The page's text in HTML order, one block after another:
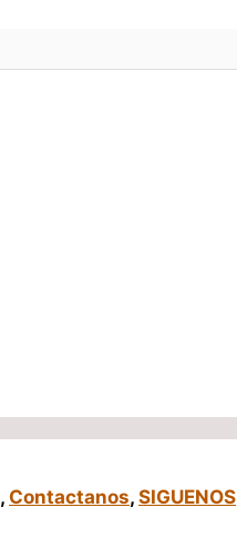
, Contactanos, SIGUENOS